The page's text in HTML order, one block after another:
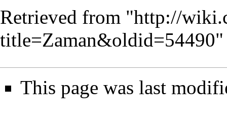
Retrieved from "http://
title=Zaman&oldid=54490"
This page was last